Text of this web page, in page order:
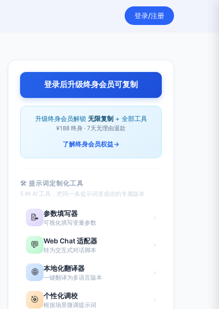
登录/注册
登录后升级终身会员可复制
升级终身会员解锁 无限复制 + 全部工具
¥188 终身 · 7天无理由退款
了解终身会员权益→
🛠 提示词定制化工具
5 种 AI 工具，把同一条提示词变成你的专属版本
📝 参数填写器
可视化填写变量参数
›
💬 Web Chat 适配器
转为交互式对话脚本
›
🌐 本地化翻译器
一键翻译为多语言版本
›
🎯 个性化调校
根据场景微调提示词
›